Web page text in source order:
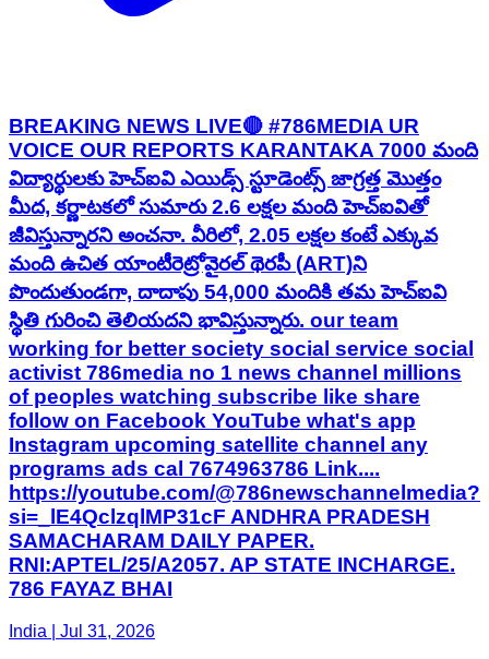
BREAKING NEWS LIVE🔴 #786MEDIA UR
VOICE OUR REPORTS KARANTAKA 7000 మంది
విద్యార్థులకు హెచ్ఐవి ఎయిడ్స్ స్టూడెంట్స్ జాగ్రత్త మొత్తం
మీద, కర్ణాటకలో సుమారు 2.6 లక్షల మంది హెచ్‌ఐవితో
జీవిస్తున్నారని అంచనా. వీరిలో, 2.05 లక్షల కంటే ఎక్కువ
మంది ఉచిత యాంటీరెట్రోవైరల్ థెరపీ (ART)ని
పొందుతుండగా, దాదాపు 54,000 మందికి తమ హెచ్‌ఐవి
స్థితి గురించి తెలియదని భావిస్తున్నారు. our team
working for better society social service social
activist 786media no 1 news channel millions
of peoples watching subscribe like share
follow on Facebook YouTube what's app
Instagram upcoming satellite channel any
programs ads cal 7674963786 Link....
https://youtube.com/@786newschannelmedia?
si=_lE4QclzqlMP31cF ANDHRA PRADESH
SAMACHARAM DAILY PAPER.
RNI:APTEL/25/A2057. AP STATE INCHARGE.
786 FAYAZ BHAI
India | Jul 31, 2026